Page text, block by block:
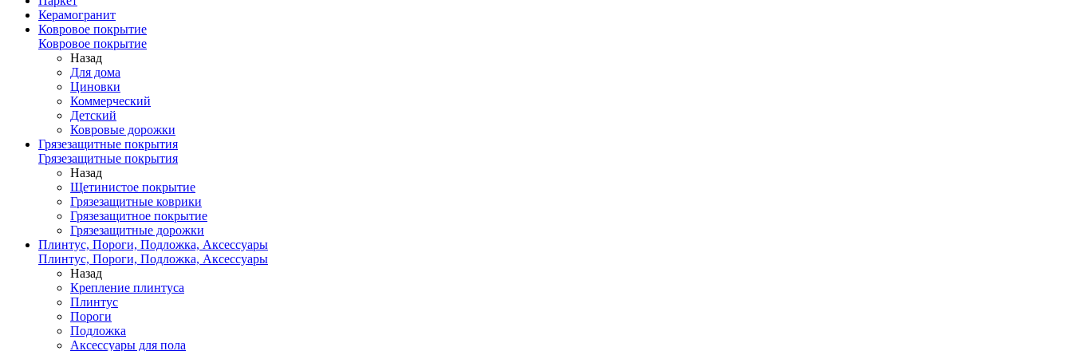
Керамогранит
Ковровое покрытие
Ковровое покрытие
Назад
Для дома
Циновки
Коммерческий
Детский
Ковровые дорожки
Грязезащитные покрытия
Грязезащитные покрытия
Назад
Щетинистое покрытие
Грязезащитные коврики
Грязезащитное покрытие
Грязезащитные дорожки
Плинтус, Пороги, Подложка, Аксессуары
Плинтус, Пороги, Подложка, Аксессуары
Назад
Крепление плинтуса
Плинтус
Пороги
Подложка
Аксессуары для пола